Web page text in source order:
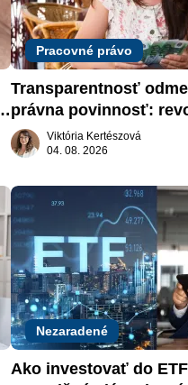
Pracovné právo
Transparentnosť
právna povinnosť:
slovenskom trhu práce
Viktória Kertészová
04. 08. 2026
Nezaradené
Ako investovať do